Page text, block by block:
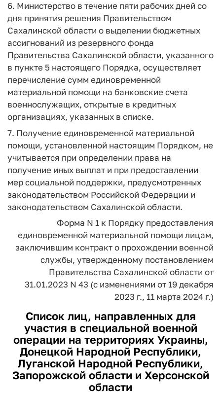
6. Министерство в течение пяти рабочих дней со
дня принятия решения Правительством
Сахалинской области о выделении бюджетных
ассигнований из резервного фонда
Правительства Сахалинской области, указанного
в пункте 5 настоящего Порядка, осуществляет
перечисление сумм единовременной
материальной помощи на банковские счета
военнослужащих, открытые в кредитных
организациях, указанных в списке.
7. Получение единовременной материальной
помощи, установленной настоящим Порядком, не
учитывается при определении права на
получение иных выплат и при предоставлении
мер социальной поддержки, предусмотренных
законодательством Российской Федерации и
законодательством Сахалинской области.
Форма N 1 к Порядку предоставления
единовременной материальной помощи лицам,
заключившим контракто прохождении военной
службы, утвержденному постановлением
Правительства Сахалинской области от
31.01.2023 N 43 (с изменениями от 19 декабря
2023 г., 11 марта 2024 г.)
Список лиц, направленных для
участия в специальной военной
операции на территориях Украины,
Донецкой Народной Республики,
Луганской Народной Республики,
Запорожской области и Херсонской
области